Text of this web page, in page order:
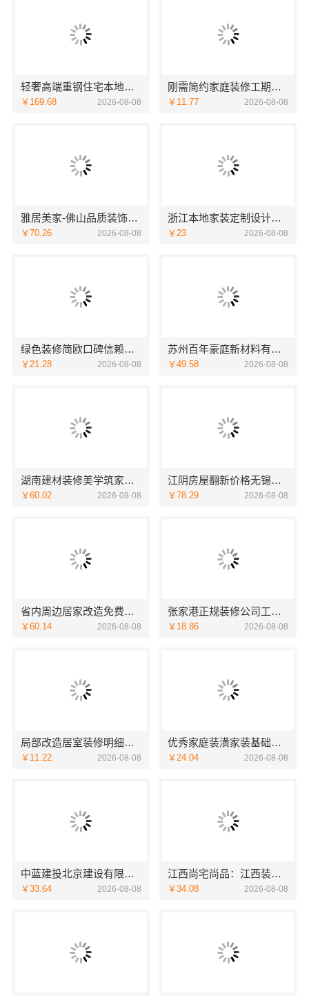
轻奢高端重钢住宅本地维保-云南晟构建筑建材有限公司服务
￥169.68 2026-08-08
刚需简约家庭装修工期提速，海南万赢饰家新型建筑材料有限公司快速入住
￥11.77 2026-08-08
雅居美家-佛山品质装饰家装设计首选品牌
￥70.26 2026-08-08
浙江本地家装定制设计大概报价-浙江乐享新材料有限公司
￥23 2026-08-08
绿色装修简欧口碑信赖江西尚宅尚品新型环保材料有限公司
￥21.28 2026-08-08
苏州百年豪庭新材料有限公司：苏州相城一站式家装设计多少钱拎包入住
￥49.58 2026-08-08
湖南建材装修美学筑家怎么选？三大优势助您明智决策
￥60.02 2026-08-08
江阴房屋翻新价格无锡亿莱居装饰工程材料有限公司
￥78.29 2026-08-08
省内周边居家改造免费量房收费标准-浙江乐享新材料有限公司
￥60.14 2026-08-08
张家港正规装修公司工程施工费用_苏州兔哥哥智装新材料
￥18.86 2026-08-08
局部改造居室装修明细报价海南万赢饰家新型建筑材料有限公
￥11.22 2026-08-08
优秀家庭装潢家装基础工程施工案例——浙江乐享新材料有限公司
￥24.04 2026-08-08
中蓝建投北京建设有限公司四川：线上农村建房功能体验
￥33.64 2026-08-08
江西尚宅尚品：江西装修原木风全包
￥34.08 2026-08-08